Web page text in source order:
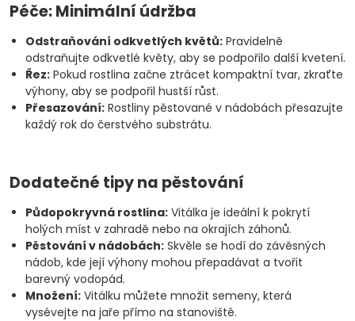
Péče: Minimální údržba
Odstraňování odkvetlých květů: Pravidelně
odstraňujte odkvetlé květy, aby se podpořilo další kvetení.
Řez: Pokud rostlina začne ztrácet kompaktní tvar, zkraťte
výhony, aby se podpořil hustší růst.
Přesazování: Rostliny pěstované v nádobách přesazujte
každý rok do čerstvého substrátu.
Dodatečné tipy na pěstování
Půdopokryvná rostlina: Vitálka je ideální k pokrytí
holých míst v zahradě nebo na okrajích záhonů.
Pěstování v nádobách: Skvěle se hodí do závěsných
nádob, kde její výhony mohou přepadávat a tvořit
barevný vodopád.
Množení: Vitálku můžete množit semeny, která
vysévejte na jaře přímo na stanoviště.